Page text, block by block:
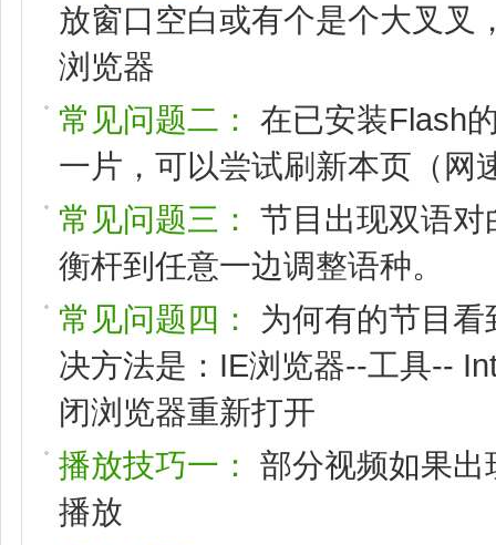
放窗口空白或有个是个大叉叉
浏览器
常见问题二：
在已安装Flash
一片，可以尝试刷新本页（网
常见问题三：
节目出现双语
衡杆到任意一边调整语种。
常见问题四：
为何有的节目
决方法是：IE浏览器--工具--
闭浏览器重新打开
播放技巧一：
部分视频如果
播放